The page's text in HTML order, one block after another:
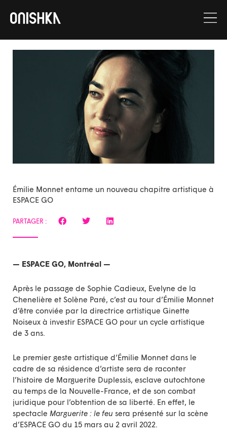
Émilie Monnet entame un nouveau chapitre artistique à
ESPACE GO
PARTAGER :
— ESPACE GO, Montréal —
Après le passage de Sophie Cadieux, Evelyne de la
Chenelière et Solène Paré, c’est au tour d’Émilie Monnet
d’être conviée par la directrice artistique Ginette
Noiseux à investir ESPACE GO pour un cycle artistique
de 3 ans.
Le premier geste artistique d’Émilie Monnet dans le
cadre de sa résidence d’artiste sera de raconter
l’histoire de Marguerite Duplessis, esclave autochtone
au temps de la Nouvelle-France, et de son combat
juridique pour l’obtention de sa liberté. En effet, le
spectacle Marguerite : le feu sera présenté sur la scène
d’ESPACE GO du 15 mars au 2 avril 2022.